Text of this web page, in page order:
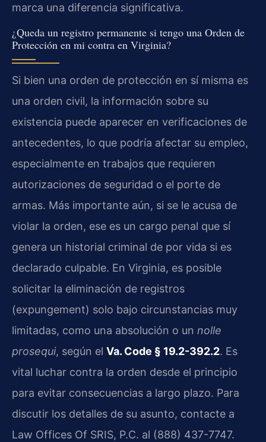
marca una diferencia significativa.
¿Queda un registro permanente si tengo una Orden de
Protección en mi contra en Virginia?
Si bien una orden de protección en sí misma es
una orden civil, la información sobre su
existencia puede aparecer en verificaciones de
antecedentes, lo que podría afectar su empleo,
especialmente en trabajos que requieren
autorizaciones de seguridad o el porte de
armas. Más importante aún, si se le acusa de
violar la orden, ese es un cargo penal que sí
genera un historial criminal de por vida si es
declarado culpable. En Virginia, es posible
solicitar la eliminación de registros
(expungement) solo bajo circunstancias muy
limitadas, como una absolución o un nolle
prosequi, según el Va. Code § 19.2-392.2. Es
vital luchar contra la orden desde el principio
para evitar consecuencias a largo plazo. Para
discutir los detalles de su asunto, contacte a
Law Offices Of SRIS, P.C. al (888) 437-7747.